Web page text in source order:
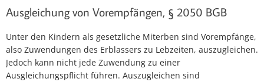
Ausgleichung von Vorempfängen, § 2050 BGB
Unter den Kindern als gesetzliche Miterben sind Vorempfänge,
also Zuwendungen des Erblassers zu Lebzeiten, auszugleichen.
Jedoch kann nicht jede Zuwendung zu einer
Ausgleichungspflicht führen. Auszugleichen sind